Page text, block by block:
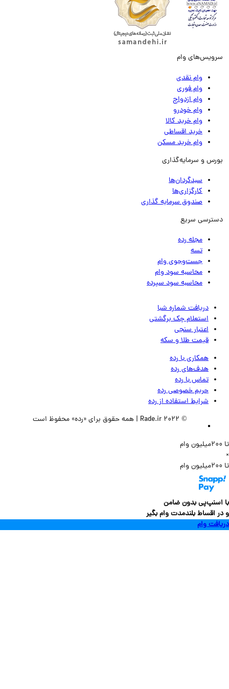
وام
وام نقدی
وام فوری
وام ازدواج
وام خودرو
وام خرید کالا
خرید اقساطی
وام خرید مسکن
و سرمایه‌گذاری
سبدگردان‌ها
کارگزاری‌ها
صندوق سرمایه گذاری
سریع
مجله رده
تسه
جست‌وجوی وام
محاسبه سود وام
محاسبه سود سپرده
دریافت شماره شبا
استعلام چک برگشتی
اعتبار سنجی
قیمت طلا و سکه
همکاری با رده
هدف‌های رده
تماس‌ با‌ رده
حریم خصوصی رده
شرایط استفاده از رده
بدون ضامن
بلندمدت وام بگیر
وام